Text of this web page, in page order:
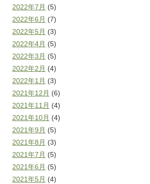
2022年7月 (5)
2022年6月 (7)
2022年5月 (3)
2022年4月 (5)
2022年3月 (5)
2022年2月 (4)
2022年1月 (3)
2021年12月 (6)
2021年11月 (4)
2021年10月 (4)
2021年9月 (5)
2021年8月 (3)
2021年7月 (5)
2021年6月 (5)
2021年5月 (4)